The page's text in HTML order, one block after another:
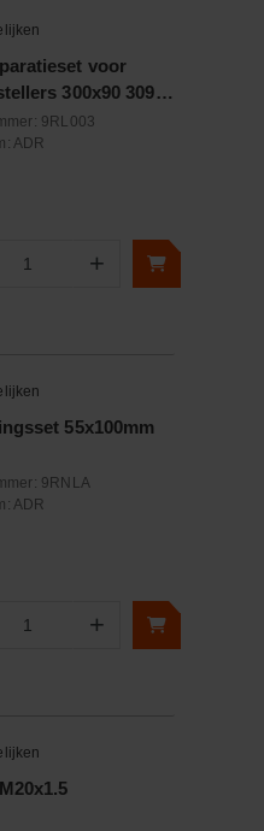
voor
300x90 309T
1 as
9RL003
ADR
+
55x100mm
9RNLA
ADR
+